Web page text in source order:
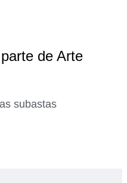
de Arte
subastas